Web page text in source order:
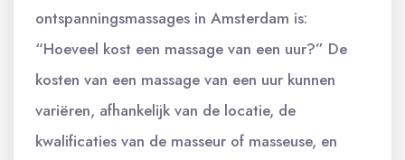
ontspanningsmassages in Amsterdam is:
“Hoeveel kost een massage van een uur?” De
kosten van een massage van een uur kunnen
variëren, afhankelijk van de locatie, de
kwalificaties van de masseur of masseuse, en